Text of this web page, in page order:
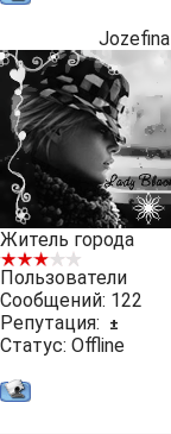
Jozefina
Житель города
Пользователи
Сообщений: 122
Репутация:
±
Статус: Offline